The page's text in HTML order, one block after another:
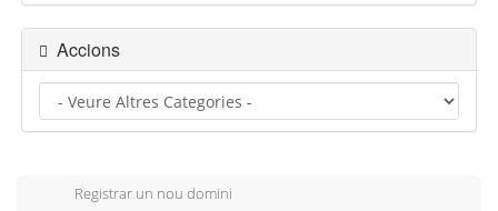
Accions
Registrar un nou domini